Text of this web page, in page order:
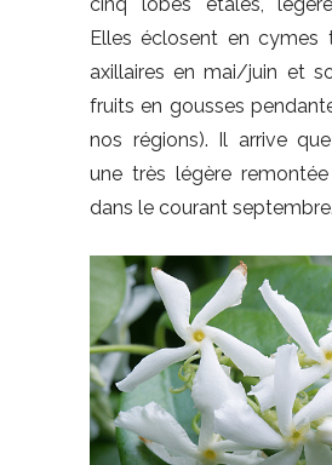
Elles éclosent en cymes
axillaires en mai/juin et
fruits en gousses
nos régions). Il arrive
une très légère
dans le courant septembre.